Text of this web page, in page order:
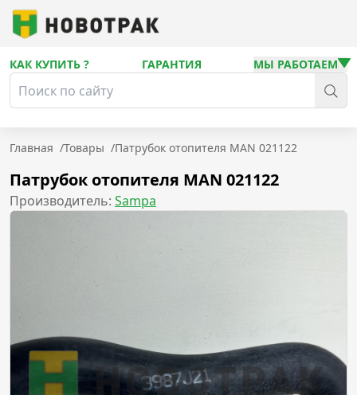
КАК КУПИТЬ ? ГАРАНТИЯ МЫ РАБОТАЕМ
Главная /Товары /Патрубок отопителя MAN 021122
Патрубок отопителя MAN 021122
Производитель: Sampa